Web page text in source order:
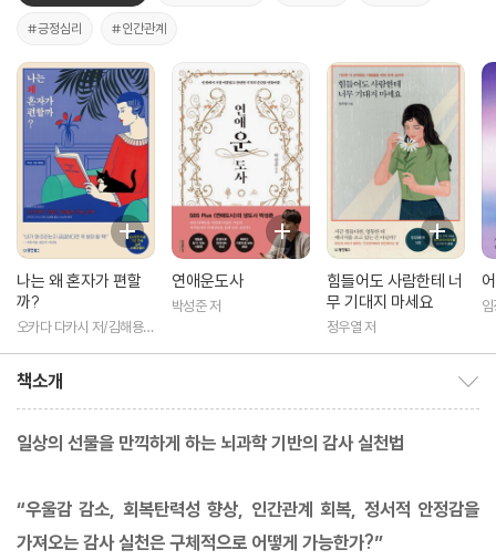
#긍정심리 #인간관계
나는 왜 혼자가 편할
까?
오카다 다카시 저/김해용
연애운도사
박성준 저
힘들어도 사람한테 너
무 기대지 마세요
정우열 저
책소개
일상의 선물을 만끽하게 하는 뇌과학 기반의 감사 실천법
“우울감 감소, 회복탄력성 향상, 인간관계 회복, 정서적 안정감을
가져오는 감사 실천은 구체적으로 어떻게 가능한가?”